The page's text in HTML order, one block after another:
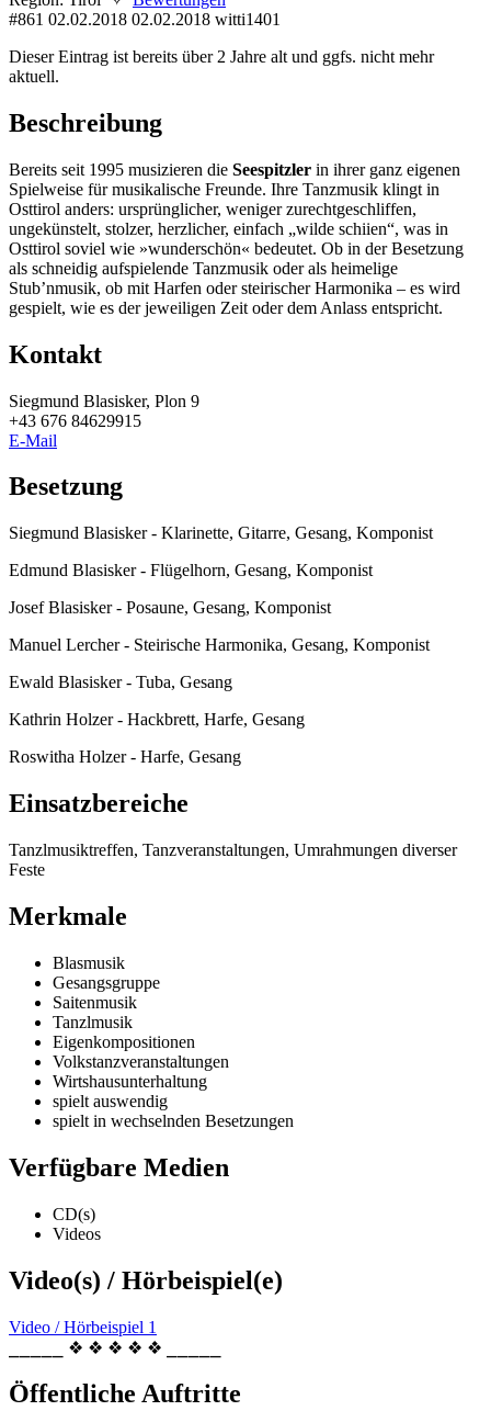
#861 02.02.2018 02.02.2018 witti1401
Dieser Eintrag ist bereits über 2 Jahre alt und ggfs. nicht mehr
aktuell.
Beschreibung
Bereits seit 1995 musizieren die Seespitzler in ihrer ganz eigenen
Spielweise für musikalische Freunde. Ihre Tanzmusik klingt in
Osttirol anders: ursprünglicher, weniger zurechtgeschliffen,
ungekünstelt, stolzer, herzlicher, einfach „wilde schiien“, was in
Osttirol soviel wie »wunderschön« bedeutet. Ob in der Besetzung
als schneidig aufspielende Tanzmusik oder als heimelige
Stub’nmusik, ob mit Harfen oder steirischer Harmonika – es wird
gespielt, wie es der jeweiligen Zeit oder dem Anlass entspricht.
Kontakt
Siegmund Blasisker, Plon 9
+43 676 84629915
E-Mail
Besetzung
Siegmund Blasisker - Klarinette, Gitarre, Gesang, Komponist
Edmund Blasisker - Flügelhorn, Gesang, Komponist
Josef Blasisker - Posaune, Gesang, Komponist
Manuel Lercher - Steirische Harmonika, Gesang, Komponist
Ewald Blasisker - Tuba, Gesang
Kathrin Holzer - Hackbrett, Harfe, Gesang
Roswitha Holzer - Harfe, Gesang
Einsatzbereiche
Tanzlmusiktreffen, Tanzveranstaltungen, Umrahmungen diverser
Feste
Merkmale
Blasmusik
Gesangsgruppe
Saitenmusik
Tanzlmusik
Eigenkompositionen
Volkstanzveranstaltungen
Wirtshausunterhaltung
spielt auswendig
spielt in wechselnden Besetzungen
Verfügbare Medien
CD(s)
Videos
Video(s) / Hörbeispiel(e)
Video / Hörbeispiel 1
⎯⎯⎯⎯⎯ ❖ ❖ ❖ ❖ ❖ ⎯⎯⎯⎯⎯
Öffentliche Auftritte